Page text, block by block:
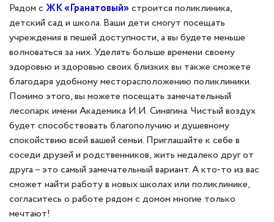
Рядом сЖК «Гранатовый»строится поликлиника,
детский сад и школа. Ваши дети смогут посещать
учреждения в пешей доступности, а вы будете меньше
волноваться за них. Уделять больше времени своему
здоровью и здоровью своих близких вы также сможете
благодаря удобному месторасположению поликлиники.
Помимо этого, вы можете посещать замечательный
лесопарк имени Академика И.И. Синягина. Чистый воздух
будет способствовать благополучию и душевному
спокойствию всей вашей семьи. Приглашайте к себе в
соседи друзей и родственников, жить недалеко друг от
друга – это самый замечательный вариант. А кто-то из вас
сможет найти работу в новых школах или поликлинике,
согласитесь о работе рядом с домом многие только
мечтают!